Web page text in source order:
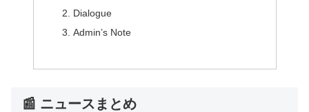
Dialogue
Admin’s Note
📰 ニュースまとめ